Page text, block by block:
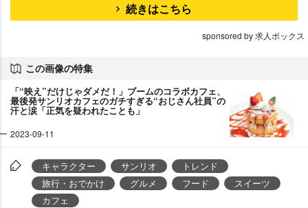
続きはこちら
sponsored by 求人ボックス
この画像の特集
「“映え”だけじゃダメだ！」ブームのコラボカフェ、
最後発サンリオカフェのガチすぎる“おじさん社員”の
汗と涙「正気を疑われたことも」
2023-09-11
キャラクター サンリオ
トレンド
旅行・おでかけ
グルメ フード
スイーツ
カフェ